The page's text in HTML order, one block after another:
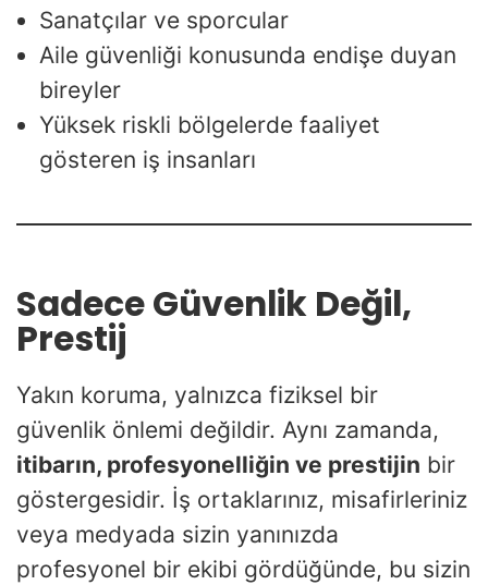
Sanatçılar ve sporcular
Aile güvenliği konusunda endişe duyan
bireyler
Yüksek riskli bölgelerde faaliyet
gösteren iş insanları
Sadece Güvenlik Değil,
Prestij
Yakın koruma, yalnızca fiziksel bir
güvenlik önlemi değildir. Aynı zamanda,
itibarın, profesyonelliğin ve prestijin bir
göstergesidir. İş ortaklarınız, misafirleriniz
veya medyada sizin yanınızda
profesyonel bir ekibi gördüğünde, bu sizin